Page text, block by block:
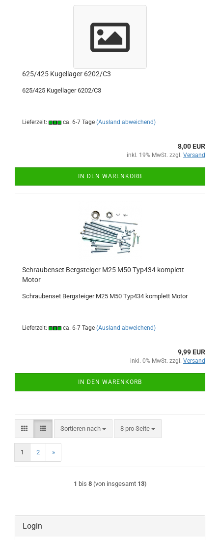
625/425 Kugellager 6202/C3
625/425 Kugellager 6202/C3
Lieferzeit: ca. 6-7 Tage (Ausland abweichend)
8,00 EUR
inkl. 19% MwSt. zzgl. Versand
IN DEN WARENKORB
Schraubenset Bergsteiger M25 M50 Typ434 komplett
Motor
Schraubenset Bergsteiger M25 M50 Typ434 komplett Motor
Lieferzeit: ca. 6-7 Tage (Ausland abweichend)
9,99 EUR
inkl. 0% MwSt. zzgl. Versand
IN DEN WARENKORB
Sortieren nach
Sortieren nach 8 pro Seite
pro Seite
1 2 »
1 bis 8(von insgesamt 13)
Login